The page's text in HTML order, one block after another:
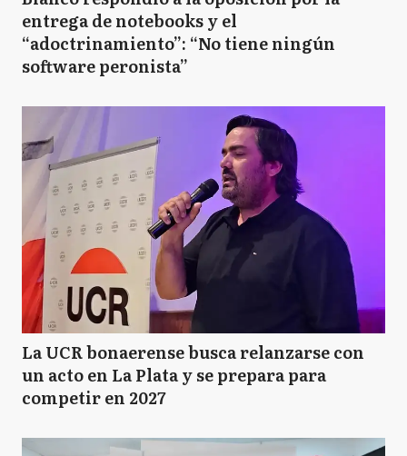
entrega de notebooks y el
“adoctrinamiento”: “No tiene ningún
software peronista”
La UCR bonaerense busca relanzarse con
un acto en La Plata y se prepara para
competir en 2027